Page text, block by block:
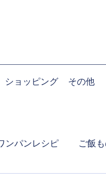
ショッピング その他
ンパンレシピ ご飯